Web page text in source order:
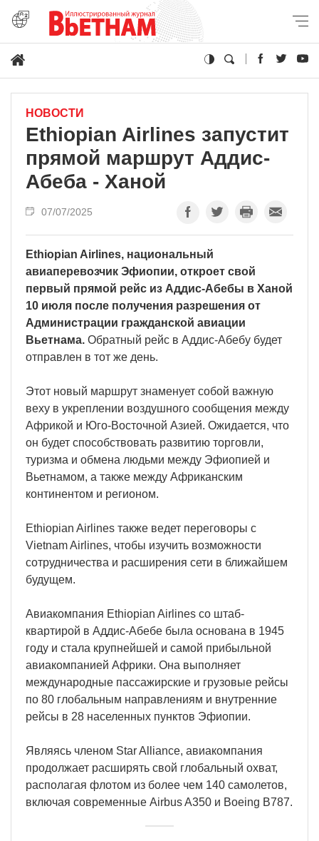
НОВОСТИ
Ethiopian Airlines запустит
прямой маршрут Аддис-
Абеба - Ханой
07/07/2025
Ethiopian Airlines, национальный
авиаперевозчик Эфиопии, откроет свой
первый прямой рейс из Аддис-Абебы в Ханой
10 июля после получения разрешения от
Администрации гражданской авиации
Вьетнама. Обратный рейс в Аддис-Абебу будет
отправлен в тот же день.
Этот новый маршрут знаменует собой важную
веху в укреплении воздушного сообщения между
Африкой и Юго-Восточной Азией. Ожидается, что
он будет способствовать развитию торговли,
туризма и обмена людьми между Эфиопией и
Вьетнамом, а также между Африканским
континентом и регионом.
Ethiopian Airlines также ведет переговоры с
Vietnam Airlines, чтобы изучить возможности
сотрудничества и расширения сети в ближайшем
будущем.
Авиакомпания Ethiopian Airlines со штаб-
квартирой в Аддис-Абебе была основана в 1945
году и стала крупнейшей и самой прибыльной
авиакомпанией Африки. Она выполняет
международные пассажирские и грузовые рейсы
по 80 глобальным направлениям и внутренние
рейсы в 28 населенных пунктов Эфиопии.
Являясь членом Star Alliance, авиакомпания
продолжает расширять свой глобальный охват,
располагая флотом из более чем 140 самолетов,
включая современные Airbus A350 и Boeing B787.